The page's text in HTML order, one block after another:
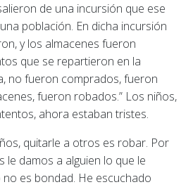
de una incursión que ese
población. En dicha incursión
y los almacenes fueron
que se repartieron en la
no fueron comprados, fueron
fueron robados.” Los niños,
ahora estaban tristes.
quitarle a otros es robar. Por
damos a alguien lo que le
es bondad. He escuchado